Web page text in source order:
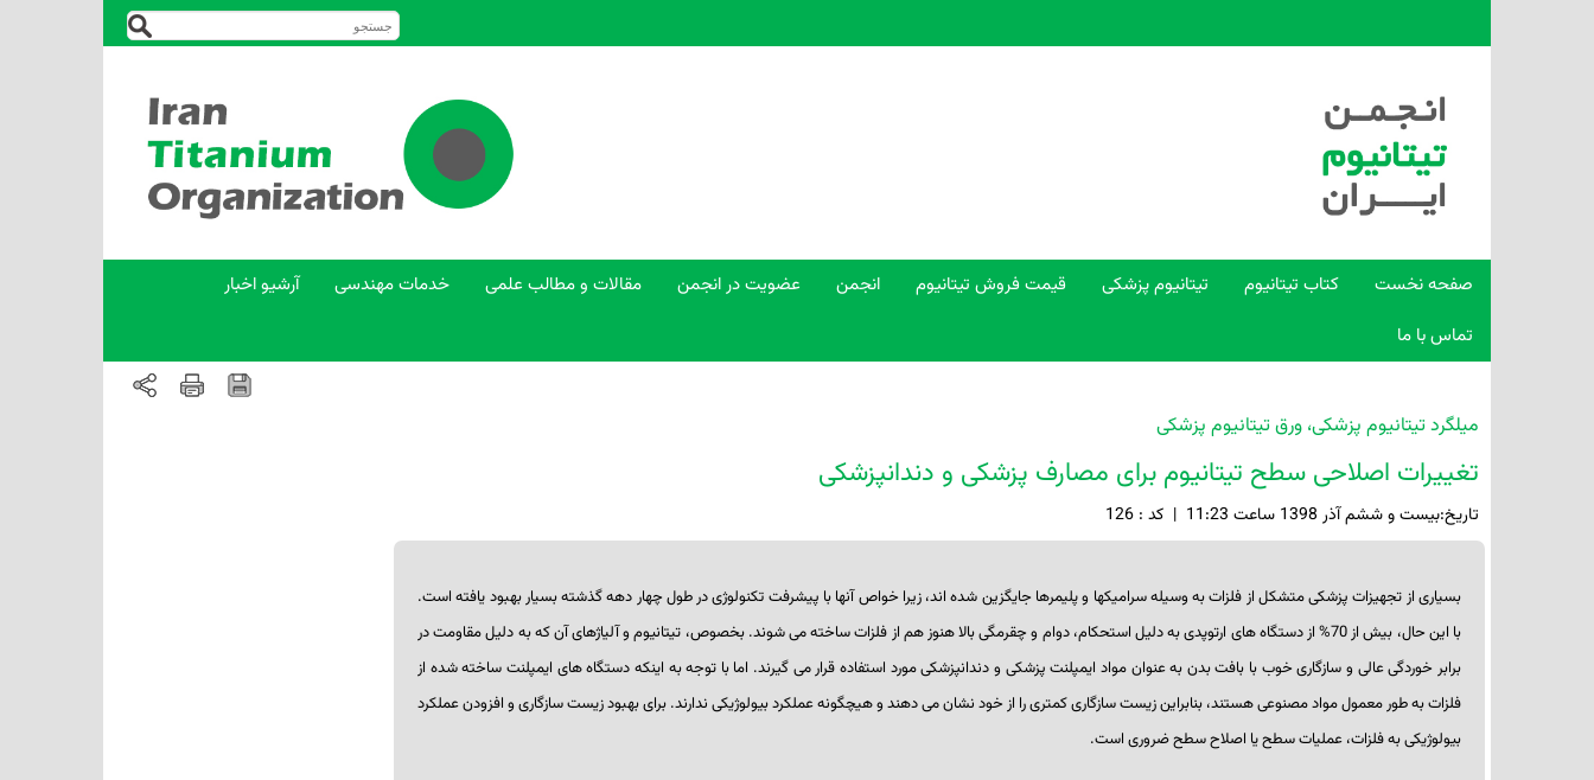
صفحه نخست کتاب تیتانیوم تیتانیوم پزشکی قیمت فروش تیتانیوم انجمن عضویت در انجمن مقالات و مطالب علمی خدمات مهندسی
آرشیو اخبار
تماس با ما
میلگرد تیتانیوم پزشکی، ورق تیتانیوم پزشکی
تغییرات اصلاحی سطح تیتانیوم برای مصارف پزشکی و دندانپزشکی
تاريخ:بيست و ششم آذر 1398 ساعت 11:23 | کد : 126
بسیاری از تجهیزات پزشکی متشکل از فلزات به وسیله سرامیک­ها و پلیمرها جایگزین شده ­اند، زیرا خواص آن­ها با پیشرفت تکنولوژی در طول چهار دهه گذشته بسیار بهبود یافته است.
با این حال، بیش از 70% از دستگاه­ های ارتوپدی به دلیل استحکام، دوام و چقرمگی بالا هنوز هم از فلزات ساخته می­ شوند. بخصوص، تیتانیوم و آلیاژهای آن که به دلیل مقاومت در
برابر خوردگی عالی و سازگاری خوب با بافت بدن به عنوان مواد ایمپلنت پزشکی و دندانپزشکی مورد استفاده قرار می­­ گیرند. اما با توجه به اینکه دستگاه ­های ایمپلنت ساخته شده از
فلزات به طور معمول مواد مصنوعی هستند، بنابراین زیست سازگاری کمتری را از خود نشان می­ دهند و هیچ­گونه عملکرد بیولوژیکی ندارند. برای بهبود زیست­ سازگاری و افزودن عملکرد
بیولوژیکی به فلزات، عملیات سطح یا اصلاح سطح ضروری است.